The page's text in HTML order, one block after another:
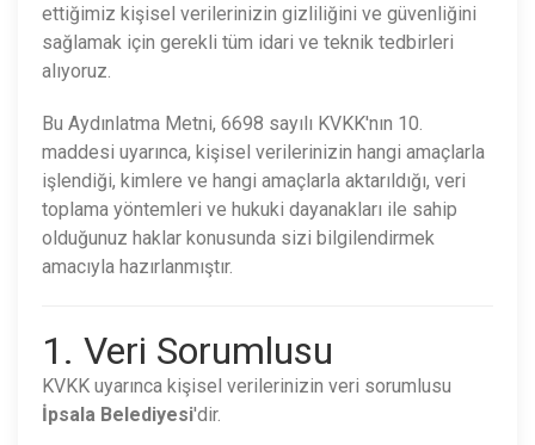
ettiğimiz kişisel verilerinizin gizliliğini ve güvenliğini
sağlamak için gerekli tüm idari ve teknik tedbirleri
alıyoruz.
Bu Aydınlatma Metni, 6698 sayılı KVKK'nın 10.
maddesi uyarınca, kişisel verilerinizin hangi amaçlarla
işlendiği, kimlere ve hangi amaçlarla aktarıldığı, veri
toplama yöntemleri ve hukuki dayanakları ile sahip
olduğunuz haklar konusunda sizi bilgilendirmek
amacıyla hazırlanmıştır.
1. Veri Sorumlusu
KVKK uyarınca kişisel verilerinizin veri sorumlusu
İpsala Belediyesi'dir.